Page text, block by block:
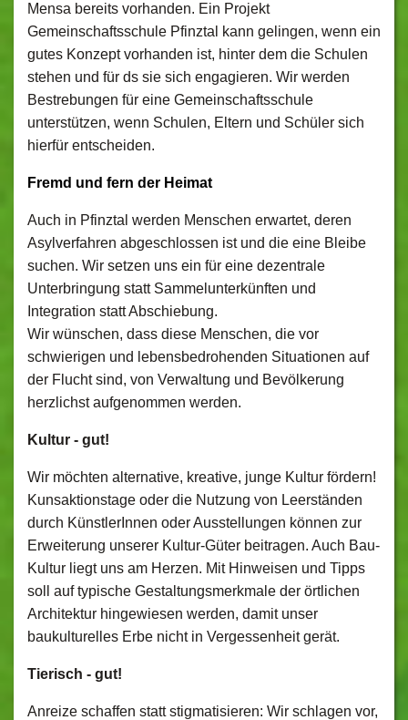
Mensa bereits vorhanden. Ein Projekt
Gemeinschaftsschule Pfinztal kann gelingen, wenn ein
gutes Konzept vorhanden ist, hinter dem die Schulen
stehen und für ds sie sich engagieren. Wir werden
Bestrebungen für eine Gemeinschaftsschule
unterstützen, wenn Schulen, Eltern und Schüler sich
hierfür entscheiden.
Fremd und fern der Heimat
Auch in Pfinztal werden Menschen erwartet, deren
Asylverfahren abgeschlossen ist und die eine Bleibe
suchen. Wir setzen uns ein für eine dezentrale
Unterbringung statt Sammelunterkünften und
Integration statt Abschiebung.
Wir wünschen, dass diese Menschen, die vor
schwierigen und lebensbedrohenden Situationen auf
der Flucht sind, von Verwaltung und Bevölkerung
herzlichst aufgenommen werden.
Kultur - gut!
Wir möchten alternative, kreative, junge Kultur fördern!
Kunsaktionstage oder die Nutzung von Leerständen
durch KünstlerInnen oder Ausstellungen können zur
Erweiterung unserer Kultur-Güter beitragen. Auch Bau-
Kultur liegt uns am Herzen. Mit Hinweisen und Tipps
soll auf typische Gestaltungsmerkmale der örtlichen
Architektur hingewiesen werden, damit unser
baukulturelles Erbe nicht in Vergessenheit gerät.
Tierisch - gut!
Anreize schaffen statt stigmatisieren: Wir schlagen vor,